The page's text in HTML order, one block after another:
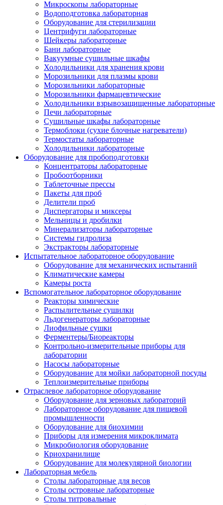
Микроскопы лабораторные
Водоподготовка лабораторная
Оборудование для стерилизации
Центрифуги лабораторные
Шейкеры лабораторные
Бани лабораторные
Вакуумные сушильные шкафы
Холодильники для хранения крови
Морозильники для плазмы крови
Морозильники лабораторные
Морозильники фармацевтические
Холодильники взрывозащищенные лабораторные
Печи лабораторные
Сушильные шкафы лабораторные
Термоблоки (сухие блочные нагреватели)
Термостаты лабораторные
Холодильники лабораторные
Оборудование для пробоподготовки
Концентраторы лабораторные
Пробоотборники
Таблеточные прессы
Пакеты для проб
Делители проб
Диспергаторы и миксеры
Мельницы и дробилки
Минерализаторы лабораторные
Системы гидролиза
Экстракторы лабораторные
Испытательное лабораторное оборудование
Оборудование для механических испытаний
Климатические камеры
Камеры роста
Вспомогательное лабораторное оборудование
Реакторы химические
Распылительные сушилки
Льдогенераторы лабораторные
Лиофильные сушки
Ферментеры/Биореакторы
Контрольно-измерительные приборы для
лаборатории
Насосы лабораторные
Оборудование для мойки лабораторной посуды
Теплоизмерительные приборы
Отраслевое лабораторное оборудование
Оборудование для зерновых лабораторий
Лабораторное оборудование для пищевой
промышленности
Оборудование для биохимии
Приборы для измерения микроклимата
Микробиология оборудование
Криохранилище
Оборудование для молекулярной биологии
Лабораторная мебель
Столы лабораторные для весов
Столы островные лабораторные
Столы титровальные